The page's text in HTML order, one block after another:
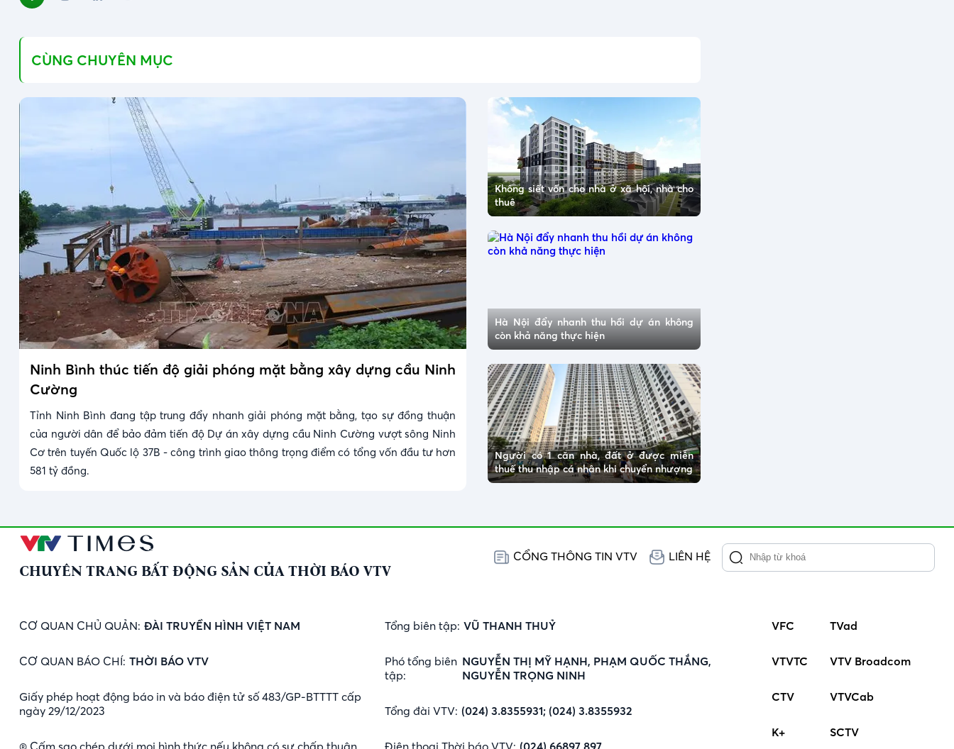
CÙNG CHUYÊN MỤC
Ninh Bình thúc tiến độ giải phóng mặt bằng xây dựng cầu Ninh
Cường
Tỉnh Ninh Bình đang tập trung đẩy nhanh giải phóng mặt bằng, tạo sự đồng thuận
của người dân để bảo đảm tiến độ Dự án xây dựng cầu Ninh Cường vượt sông Ninh
Cơ trên tuyến Quốc lộ 37B - công trình giao thông trọng điểm có tổng vốn đầu tư hơn
581 tỷ đồng.
Không siết vốn cho nhà ở xã hội, nhà cho
thuê
Hà Nội đẩy nhanh thu hồi dự án không
còn khả năng thực hiện
Người có 1 căn nhà, đất ở được miễn
thuế thu nhập cá nhân khi chuyển nhượng
CHUYÊN TRANG BẤT ĐỘNG SẢN CỦA THỜI BÁO VTV
CỔNG THÔNG TIN VTV LIÊN HỆ
CƠ QUAN CHỦ QUẢN: ĐÀI TRUYỀN HÌNH VIỆT NAM
CƠ QUAN BÁO CHÍ: THỜI BÁO VTV
Giấy phép hoạt động báo in và báo điện tử số 483/GP-BTTTT cấp
ngày 29/12/2023
® Cấm sao chép dưới mọi hình thức nếu không có sự chấp thuận
Tổng biên tập: VŨ THANH THUỶ
Phó tổng biên
tập:
NGUYỄN THỊ MỸ HẠNH, PHẠM QUỐC THẮNG,
NGUYỄN TRỌNG NINH
Tổng đài VTV: (024) 3.8355931; (024) 3.8355932
Điện thoại Thời báo VTV: (024) 66897 897
VFC
VTVTC
CTV
K+
TVad
VTV Broadcom
VTVCab
SCTV